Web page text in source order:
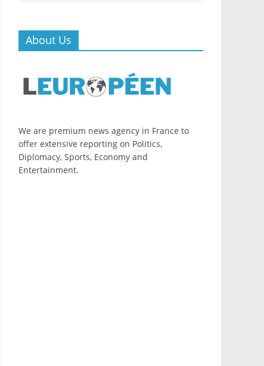
About Us
We are premium news agency in France to
offer extensive reporting on Politics,
Diplomacy, Sports, Economy and
Entertainment.